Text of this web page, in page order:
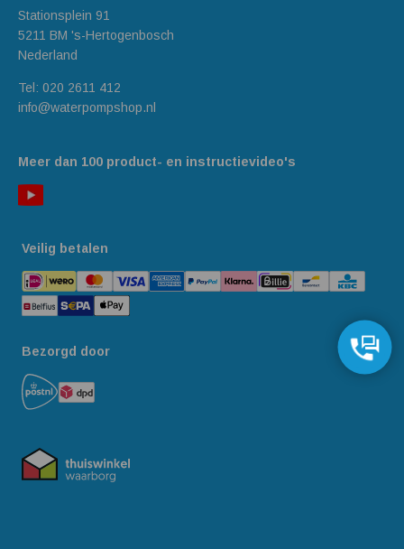
Meer dan 100 product- en instructievideo's
Stationsplein 91
5211 BM 's-Hertogenbosch
Nederland
Tel: 020 2611 412
info@waterpompshop.nl
Veilig betalen
Bezorgd door